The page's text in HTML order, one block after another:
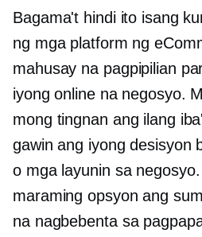
Bagama't hindi ito isang
ng mga platform ng
mahusay na pagpipilian
iyong online na negosyo.
mong tingnan ang ilang
gawin ang iyong desisyon
o mga layunin sa
maraming opsyon ang
na nagbebenta sa